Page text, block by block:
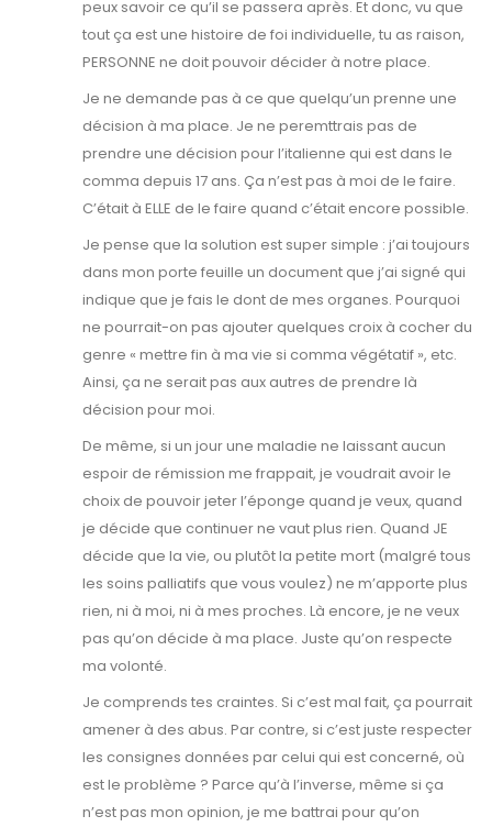
peux savoir ce qu’il se passera après. Et donc, vu que
tout ça est une histoire de foi individuelle, tu as raison,
PERSONNE ne doit pouvoir décider à notre place.
Je ne demande pas à ce que quelqu’un prenne une
décision à ma place. Je ne peremttrais pas de
prendre une décision pour l’italienne qui est dans le
comma depuis 17 ans. Ça n’est pas à moi de le faire.
C’était à ELLE de le faire quand c’était encore possible.
Je pense que la solution est super simple : j’ai toujours
dans mon porte feuille un document que j’ai signé qui
indique que je fais le dont de mes organes. Pourquoi
ne pourrait-on pas ajouter quelques croix à cocher du
genre « mettre fin à ma vie si comma végétatif », etc.
Ainsi, ça ne serait pas aux autres de prendre là
décision pour moi.
De même, si un jour une maladie ne laissant aucun
espoir de rémission me frappait, je voudrait avoir le
choix de pouvoir jeter l’éponge quand je veux, quand
je décide que continuer ne vaut plus rien. Quand JE
décide que la vie, ou plutôt la petite mort (malgré tous
les soins palliatifs que vous voulez) ne m’apporte plus
rien, ni à moi, ni à mes proches. Là encore, je ne veux
pas qu’on décide à ma place. Juste qu’on respecte
ma volonté.
Je comprends tes craintes. Si c’est mal fait, ça pourrait
amener à des abus. Par contre, si c’est juste respecter
les consignes données par celui qui est concerné, où
est le problème ? Parce qu’à l’inverse, même si ça
n’est pas mon opinion, je me battrai pour qu’on